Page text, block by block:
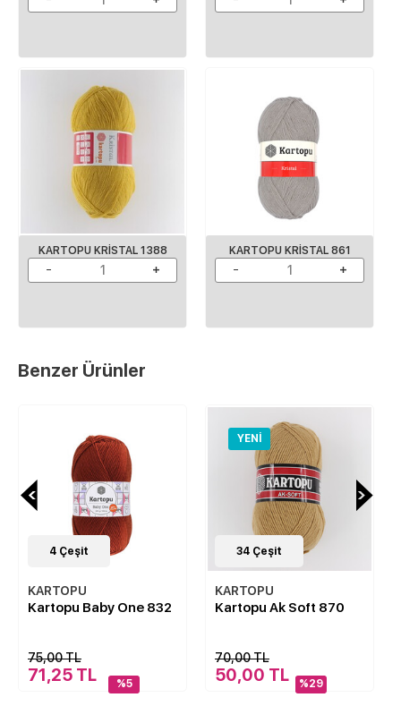
KARTOPU KRISTAL 1388 KARTOPU KRISTAL 861
Benzer Ürünler
4 Çeşit
KARTOPU
Kartopu Baby One 832
75,00 TL
71,25 TL %5
YENI
34 Çeşit
KARTOPU
Kartopu Ak Soft 870
70,00 TL
50,00 TL %29